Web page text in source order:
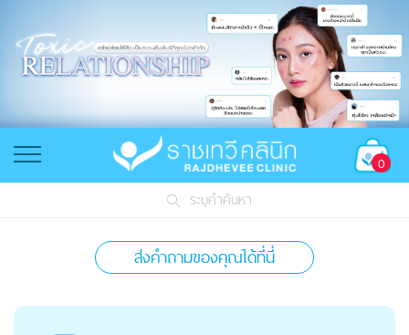
0
ระบุคำค้นหา
ส่งคำถามของคุณได้ที่นี่